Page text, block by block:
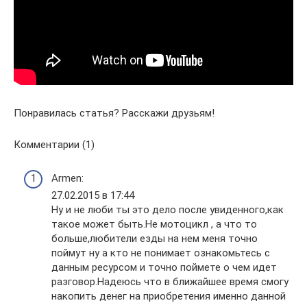
Понравилась статья? Расскажи друзьям!
Комментарии (1)
Armen:
27.02.2015 в 17:44
Ну и не люби ты это дело после увиденного,как
такое может быть.Не мотоцикл , а что то
больше,любители езды на нем меня точно
поймут ну а кто не понимает ознакомьтесь с
данным ресурсом и точно поймете о чем идет
разговор.Надеюсь что в ближайшее время смогу
накопить денег на приобретения именно данной